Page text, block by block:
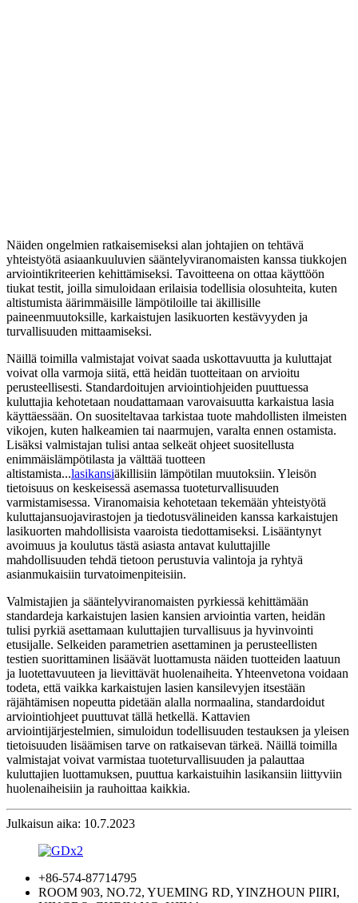
Näiden ongelmien ratkaisemiseksi alan johtajien on tehtävä
yhteistyötä asiaankuuluvien sääntelyviranomaisten kanssa tiukkojen
arviointikriteerien kehittämiseksi. Tavoitteena on ottaa käyttöön
tiukat testit, joilla simuloidaan erilaisia ​​​​todellisia olosuhteita, kuten
altistumista äärimmäisille lämpötiloille tai äkillisille
paineenmuutoksille, karkaistujen lasikuorten kestävyyden ja
turvallisuuden mittaamiseksi.
Näillä toimilla valmistajat voivat saada uskottavuutta ja kuluttajat
voivat olla varmoja siitä, että heidän tuotteitaan on arvioitu
perusteellisesti. Standardoitujen arviointiohjeiden puuttuessa
kuluttajia kehotetaan noudattamaan varovaisuutta karkaistua lasia
käyttäessään. On suositeltavaa tarkistaa tuote mahdollisten ilmeisten
vikojen, kuten halkeamien tai naarmujen, varalta ennen ostamista.
Lisäksi valmistajan tulisi antaa selkeät ohjeet suositellusta
enimmäislämpötilasta ja välttää tuotteen
altistamista...lasikansiäkillisiin lämpötilan muutoksiin. Yleisön
tietoisuus on keskeisessä asemassa tuoteturvallisuuden
varmistamisessa. Viranomaisia ​​kehotetaan tekemään yhteistyötä
kuluttajansuojavirastojen ja tiedotusvälineiden kanssa karkaistujen
lasikuorten mahdollisista vaaroista tiedottamiseksi. Lisääntynyt
avoimuus ja koulutus tästä asiasta antavat kuluttajille
mahdollisuuden tehdä tietoon perustuvia valintoja ja ryhtyä
asianmukaisiin turvatoimenpiteisiin.
Valmistajien ja sääntelyviranomaisten pyrkiessä kehittämään
standardeja karkaistujen lasien kansien arviointia varten, heidän
tulisi pyrkiä asettamaan kuluttajien turvallisuus ja hyvinvointi
etusijalle. Selkeiden parametrien asettaminen ja perusteellisten
testien suorittaminen lisäävät luottamusta näiden tuotteiden laatuun
ja luotettavuuteen ja lievittävät huolenaiheita. Yhteenvetona voidaan
todeta, että vaikka karkaistujen lasien kansilevyjen itsestään
räjähtämisen nopeutta pidetään alalla normaalina, standardoidut
arviointiohjeet puuttuvat tällä hetkellä. Kattavien
arviointijärjestelmien, simuloidun todellisuuden testauksen ja yleisen
tietoisuuden lisäämisen tarve on ratkaisevan tärkeä. Näillä toimilla
valmistajat voivat varmistaa tuoteturvallisuuden ja palauttaa
kuluttajien luottamuksen, puuttua karkaistuihin lasikansiin liittyviin
huolenaiheisiin ja rauhoittaa kaikkia.
Julkaisun aika: 10.7.2023
+86-574-87714795
ROOM 903, NO.72, YUEMING RD, YINZHOUN PIIRI,